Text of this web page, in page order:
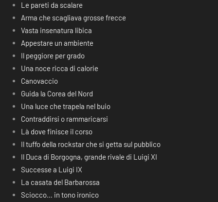
Le pareti da scalare
Arma che scagliava grosse frecce
Vasta insenatura libica
Appestare un ambiente
Il peggiore per grado
Una noce ricca di calorie
Canovaccio
Guida la Corea del Nord
Una luce che trapela nel buio
Contraddirsi o rammaricarsi
Là dove finisce il corso
Il tuffo della rockstar che si getta sul pubblico
Il Duca di Borgogna, grande rivale di Luigi XI
Successe a Luigi IX
La casata del Barbarossa
Sciocco… in tono ironico